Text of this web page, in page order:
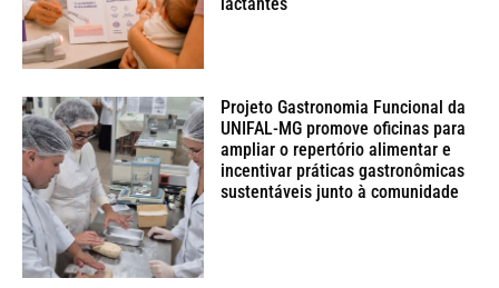
Projeto Gastronomia Funcional da
UNIFAL-MG promove oficinas para
ampliar o repertório alimentar e
incentivar práticas gastronômicas
sustentáveis junto à comunidade